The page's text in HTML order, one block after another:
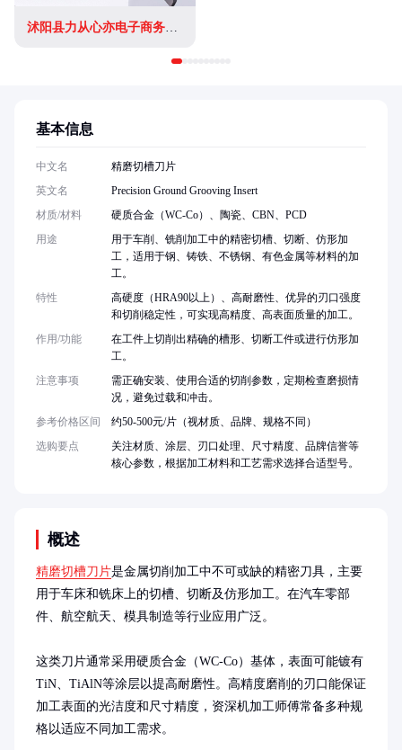
沭阳县力从心亦电子商务有限公司
概述
精磨切槽刀片是金属切削加工中不可或缺的精密刀具，主要
用于车床和铣床上的切槽、切断及仿形加工。在汽车零部
件、航空航天、模具制造等行业应用广泛。
这类刀片通常采用硬质合金（WC-Co）基体，表面可能镀有
TiN、TiAlN等涂层以提高耐磨性。高精度磨削的刃口能保证
加工表面的光洁度和尺寸精度，资深机加工师傅常备多种规
格以适应不同加工需求。
基本信息
中文名
精磨切槽刀片
英文名
Precision Ground Grooving Insert
材质/材料
硬质合金（WC-Co）、陶瓷、CBN、PCD
用途
用于车削、铣削加工中的精密切槽、切断、仿形加
工，适用于钢、铸铁、不锈钢、有色金属等材料的加
工。
特性
高硬度（HRA90以上）、高耐磨性、优异的刃口强度
和切削稳定性，可实现高精度、高表面质量的加工。
作用/功能
在工件上切削出精确的槽形、切断工件或进行仿形加
工。
注意事项
需正确安装、使用合适的切削参数，定期检查磨损情
况，避免过载和冲击。
参考价格区间
约50-500元/片（视材质、品牌、规格不同）
选购要点
关注材质、涂层、刃口处理、尺寸精度、品牌信誉等
核心参数，根据加工材料和工艺需求选择合适型号。